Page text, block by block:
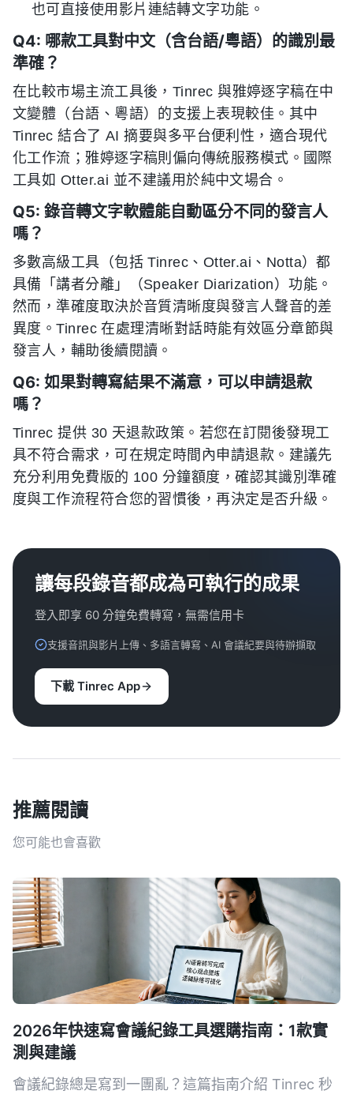
也可直接使用影片連結轉文字功能。
Q4: 哪款工具對中文（含台語/粵語）的識別最
準確？
在比較市場主流工具後，Tinrec 與雅婷逐字稿在中
文變體（台語、粵語）的支援上表現較佳。其中
Tinrec 結合了 AI 摘要與多平台便利性，適合現代
化工作流；雅婷逐字稿則偏向傳統服務模式。國際
工具如 Otter.ai 並不建議用於純中文場合。
Q5: 錄音轉文字軟體能自動區分不同的發言人
嗎？
多數高級工具（包括 Tinrec、Otter.ai、Notta）都
具備「講者分離」（Speaker Diarization）功能。
然而，準確度取決於音質清晰度與發言人聲音的差
異度。Tinrec 在處理清晰對話時能有效區分章節與
發言人，輔助後續閱讀。
Q6: 如果對轉寫結果不滿意，可以申請退款
嗎？
Tinrec 提供 30 天退款政策。若您在訂閱後發現工
具不符合需求，可在規定時間內申請退款。建議先
充分利用免費版的 100 分鐘額度，確認其識別準確
度與工作流程符合您的習慣後，再決定是否升級。
讓每段錄音都成為可執行的成果
登入即享 60 分鐘免費轉寫，無需信用卡
支援音訊與影片上傳、多語言轉寫、AI 會議紀要與待辦擷取
下載 Tinrec App
推薦閱讀
您可能也會喜歡
2026年快速寫會議紀錄工具選購指南：1款實
測與建議
會議紀錄總是寫到一團亂？這篇指南介紹 Tinrec 秒